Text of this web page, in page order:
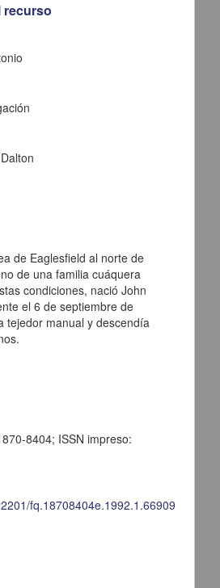
médica
Baca a Francisco I. Madero
recurso
de Eaglesfield al norte de
de una familia cuáquera
condiciones, nació John
el 6 de septiembre de
tejedor manual y descendía
8404; ISSN impreso:
fq.18708404e.1992.1.66909